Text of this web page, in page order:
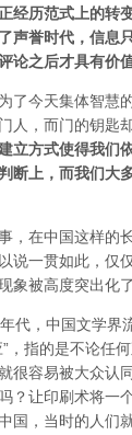
正经历范式上的
声誉时代，信息
论之后才具有价值
了今天集体智慧
人，而门的钥匙
立方式使得我们
断上，而我们大
，在中国这样的
说一贯如此，仅
象被高度突出化了
代，中国文学界
，指的是不论任
很容易被大众认同
？让印刷术将一
国，当时的人们